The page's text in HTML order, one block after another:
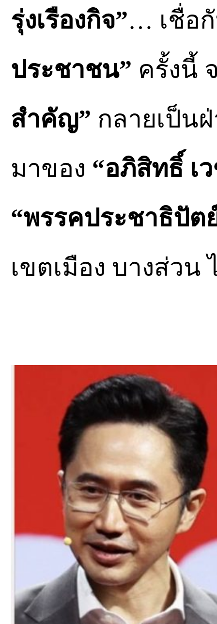
รุ่งเรืองกิจ”… เชื่อ
ประชาชน” ครั้งนี้
สำคัญ” กลายเป็น
มาของ “อภิสิทธิ์ เ
“พรรคประชาธิปัต
เขตเมือง บางส่วน